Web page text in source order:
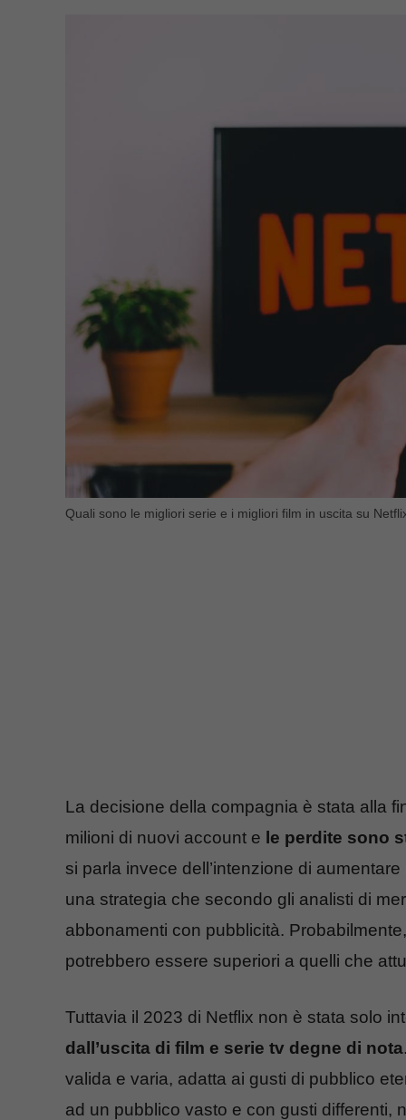
Quali sono le migliori serie e i migliori film in uscita su
La decisione della compagnia è stata alla
milioni di nuovi account e le perdite sono
si parla invece dell’intenzione di
una strategia che secondo gli analisti di
abbonamenti con pubblicità.
potrebbero essere superiori a quelli che
Tuttavia il 2023 di Netflix non è stata solo
dall’uscita di film e serie tv degne di nota
valida e varia, adatta ai gusti di pubblico
ad un pubblico vasto e con gusti differenti,